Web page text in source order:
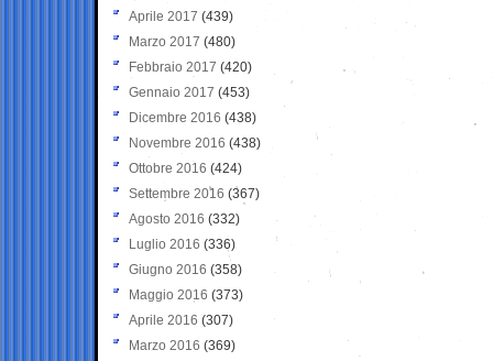
Aprile 2017 (439)
Marzo 2017 (480)
Febbraio 2017 (420)
Gennaio 2017 (453)
Dicembre 2016 (438)
Novembre 2016 (438)
Ottobre 2016 (424)
Settembre 2016 (367)
Agosto 2016 (332)
Luglio 2016 (336)
Giugno 2016 (358)
Maggio 2016 (373)
Aprile 2016 (307)
Marzo 2016 (369)